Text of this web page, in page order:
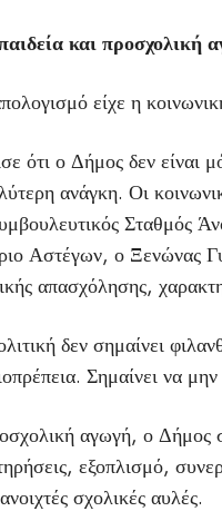
και προσχολική
είχε η
ότι ο Δήμος δεν είναι
ανάγκη. Οι
Σταθμός
Αστέγων, ο Ξενώνας
απασχόλησης,
δεν σημαίνει
Σημαίνει να
αγωγή, ο
εξοπλισμό,
σχολικές αυλές.